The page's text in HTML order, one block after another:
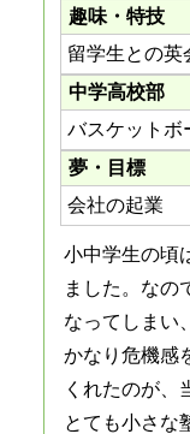
趣味・特技
留学生との英
中学高校部
バスケットボ
夢・目標
会社の起業
小中学生の頃
ました。なの
なってしまい
かなり危機感
くれたのが、
とても小さな